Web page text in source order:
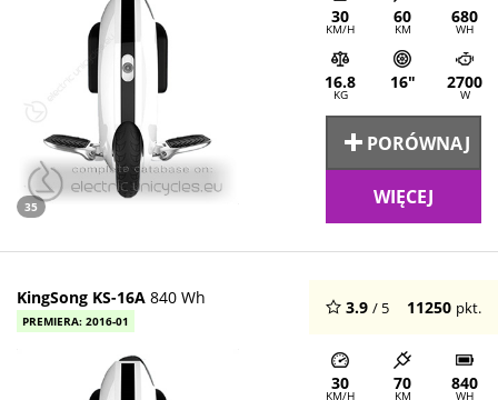
35
30
KM/H
60
KM
680
WH
16.8
KG
16" 2700
W
PORÓWNAJ
WIĘCEJ
KingSong KS-16A 840 Wh
PREMIERA: 2016-01
3.9 / 5 11250 pkt.
30
KM/H
70
KM
840
WH